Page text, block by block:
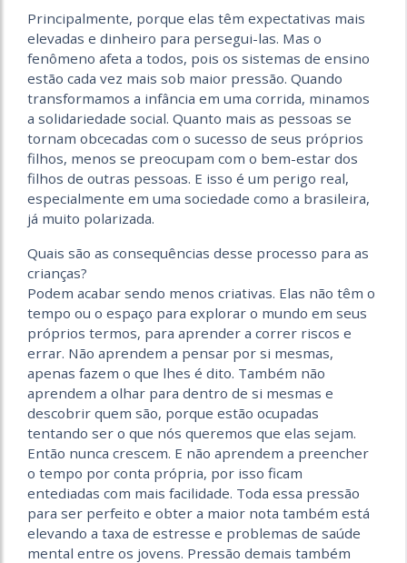
Principalmente, porque elas têm expectativas mais
elevadas e dinheiro para persegui-las. Mas o
fenômeno afeta a todos, pois os sistemas de ensino
estão cada vez mais sob maior pressão. Quando
transformamos a infância em uma corrida, minamos
a solidariedade social. Quanto mais as pessoas se
tornam obcecadas com o sucesso de seus próprios
filhos, menos se preocupam com o bem-estar dos
filhos de outras pessoas. E isso é um perigo real,
especialmente em uma sociedade como a brasileira,
já muito polarizada.
Quais são as consequências desse processo para as
crianças?
Podem acabar sendo menos criativas. Elas não têm o
tempo ou o espaço para explorar o mundo em seus
próprios termos, para aprender a correr riscos e
errar. Não aprendem a pensar por si mesmas,
apenas fazem o que lhes é dito. Também não
aprendem a olhar para dentro de si mesmas e
descobrir quem são, porque estão ocupadas
tentando ser o que nós queremos que elas sejam.
Então nunca crescem. E não aprendem a preencher
o tempo por conta própria, por isso ficam
entediadas com mais facilidade. Toda essa pressão
para ser perfeito e obter a maior nota também está
elevando a taxa de estresse e problemas de saúde
mental entre os jovens. Pressão demais também